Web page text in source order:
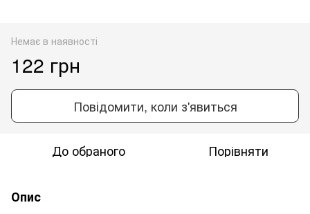
Немає в наявності
122 грн
Повідомити, коли з'явиться
До обраного Порівняти
Опис